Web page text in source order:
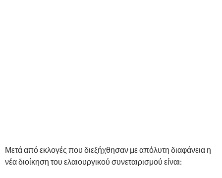
Μετά από εκλογές που διεξήχθησαν με απόλυτη διαφάνεια η
νέα διοίκηση του ελαιουργικού συνεταιρισμού είναι: